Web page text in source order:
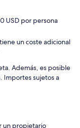
USD por persona
un coste adicional
Además, es posible
Importes sujetos a
un propietario